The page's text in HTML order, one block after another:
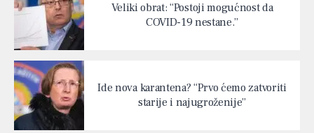
Veliki obrat: “Postoji mogućnost da
COVID-19 nestane.”
Ide nova karantena? “Prvo ćemo zatvoriti
starije i najugroženije”